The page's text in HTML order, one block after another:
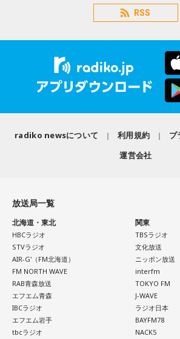
RSS
radiko newsについて 利用規約
プ
運営会社
放送局一覧
北海道・東北
HBCラジオ
STVラジオ
AIR-G'（FM北海道）
FM NORTH WAVE
RAB青森放送
エフエム青森
IBCラジオ
エフエム岩手
tbcラジオ
関東
TBSラジオ
文化放送
ニッポン放送
interfm
TOKYO FM
J-WAVE
ラジオ日本
BAYFM78
NACK5